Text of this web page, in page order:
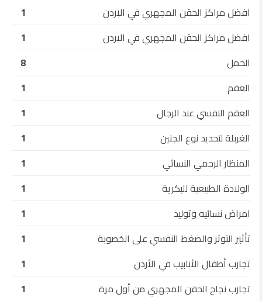
افضل مراكز الحقن المجهري في الاردن
1
افضل مراكز الحقن المجهري في الاردن
1
الحمل
8
العقم
1
العقم النفسي عند الرجال
1
الغربلة لتحديد نوع الجنين
1
المنظار الرحمي النسائي
1
الولادة الطبيعية للبكرية
1
امراض نسائيه وتوليد
1
تأثير التوتر والضغط النفسي على الخصوبة
1
تجارب أطفال الأنابيب في الأردن
1
تجارب نجاح الحقن المجهري من أول مرة
1